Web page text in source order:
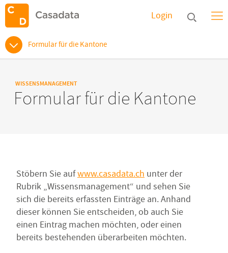
Login
Formular für die Kantone
WISSENSMANAGEMENT
Formular für die Kantone
Stöbern Sie aufwww.casadata.ch unter der
Rubrik „Wissensmanagement“ und sehen Sie
sich die bereits erfassten Einträge an. Anhand
dieser können Sie entscheiden, ob auch Sie
einen Eintrag machen möchten, oder einen
bereits bestehenden überarbeiten möchten.